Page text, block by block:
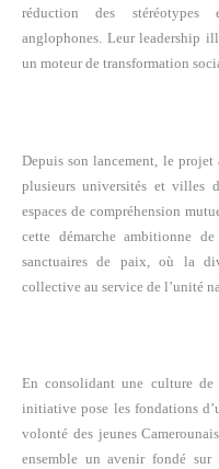
réduction des stéréotypes
anglophones. Leur leadership
un moteur de transformation
Depuis son lancement, le projet
plusieurs universités et villes
espaces de compréhension
cette démarche ambitionne
sanctuaires de paix, où la
collective au service de l’unité
En consolidant une culture
initiative pose les fondations
volonté des jeunes
ensemble un avenir fondé